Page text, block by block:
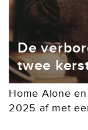
De
twee
Home Alone
2025 af met